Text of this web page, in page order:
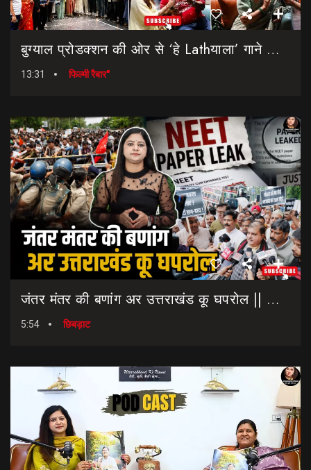
बुग्याल प्रोडक्शन की ओर से ‘हे Lathयाला’ गाने की शानदार लॉन्चिंग || Hey Lathyala || Garhwali Song
13:31 फिल्मी रैबार"
जंतर मंतर की बणांग अर उत्तराखंड कू घपरोल || NEET Paper Leak || Dharmendra Pradhan Resigns
5:54 छिबड़ाट